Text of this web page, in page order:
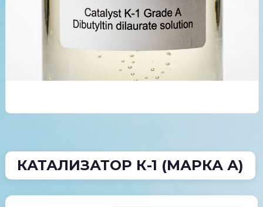
КАТАЛИЗАТОР К-1 (МАРКА А)